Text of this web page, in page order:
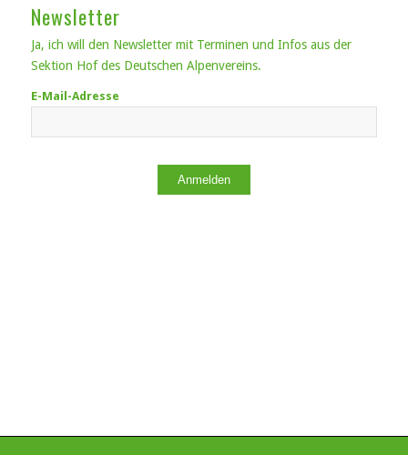
Newsletter
Ja, ich will den Newsletter mit Terminen und Infos aus der
Sektion Hof des Deutschen Alpenvereins.
E-Mail-Adresse
Anmelden